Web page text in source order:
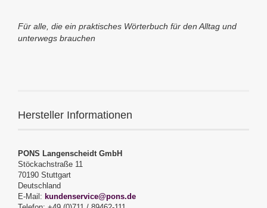
Für alle, die ein praktisches Wörterbuch für den Alltag und
unterwegs brauchen
Hersteller Informationen
PONS Langenscheidt GmbH
Stöckachstraße 11
70190 Stuttgart
Deutschland
E-Mail: kundenservice@pons.de